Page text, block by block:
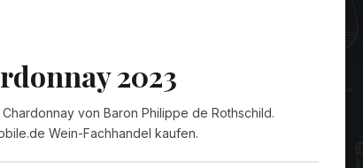
2023
von Baron Philippe de Rothschild.
Wein-Fachhandel kaufen.